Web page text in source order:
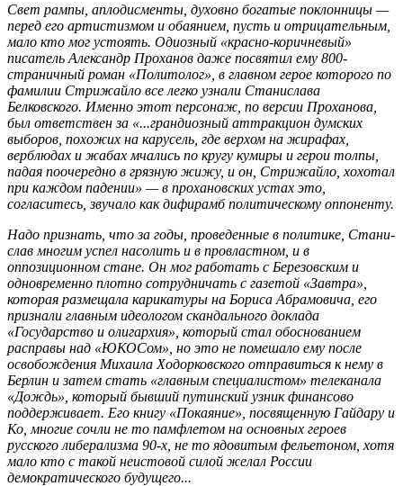
Свет рампы, аплодисменты, духовно богатые поклонницы —
перед его артистизмом и обаянием, пусть и отрицательным,
мало кто мог устоять. Одиозный «красно-коричневый»
писатель Александр Проханов даже посвятил ему 800-
страничный роман «Политолог», в главном герое которого по
фамилии Стрижайло все легко узнали Станислава
Белковского. Именно этот персонаж, по версии Проханова,
был ответствен за «...грандиозный аттракцион думских
выборов, похожих на карусель, где верхом на жирафах,
верблюдах и жабах мчались по кругу кумиры и герои толпы,
падая поочередно в грязную жижу, и он, Стрижайло, хохотал
при каждом падении» — в прохановских устах это,
согласитесь, звучало как дифирамб политическому оппоненту.
Надо признать, что за годы, проведенные в политике, Ста­ни­
слав многим успел насолить и в провластном, и в
оппозиционном стане. Он мог работать с Березовским и
одновременно плотно сотрудничать с газетой «Завтра»,
которая размещала карикатуры на Бориса Абрамовича, его
признали главным идеологом скандального доклада
«Государство и олигархия», который стал обоснованием
расправы над «ЮКОСом», но это не помешало ему после
освобождения Михаила Ходорковского отправиться к нему в
Берлин и затем стать «глав­ным специалистом» телеканала
«Дождь», который бывший путинский узник финансово
поддерживает. Его книгу «Покаяние», посвященную Гайдару и
Ко, многие сочли не то памфлетом на основных героев
русского либерализма 90-х, не то ядовитым фельетоном, хотя
мало кто с такой неистовой силой желал России
демократического будущего...